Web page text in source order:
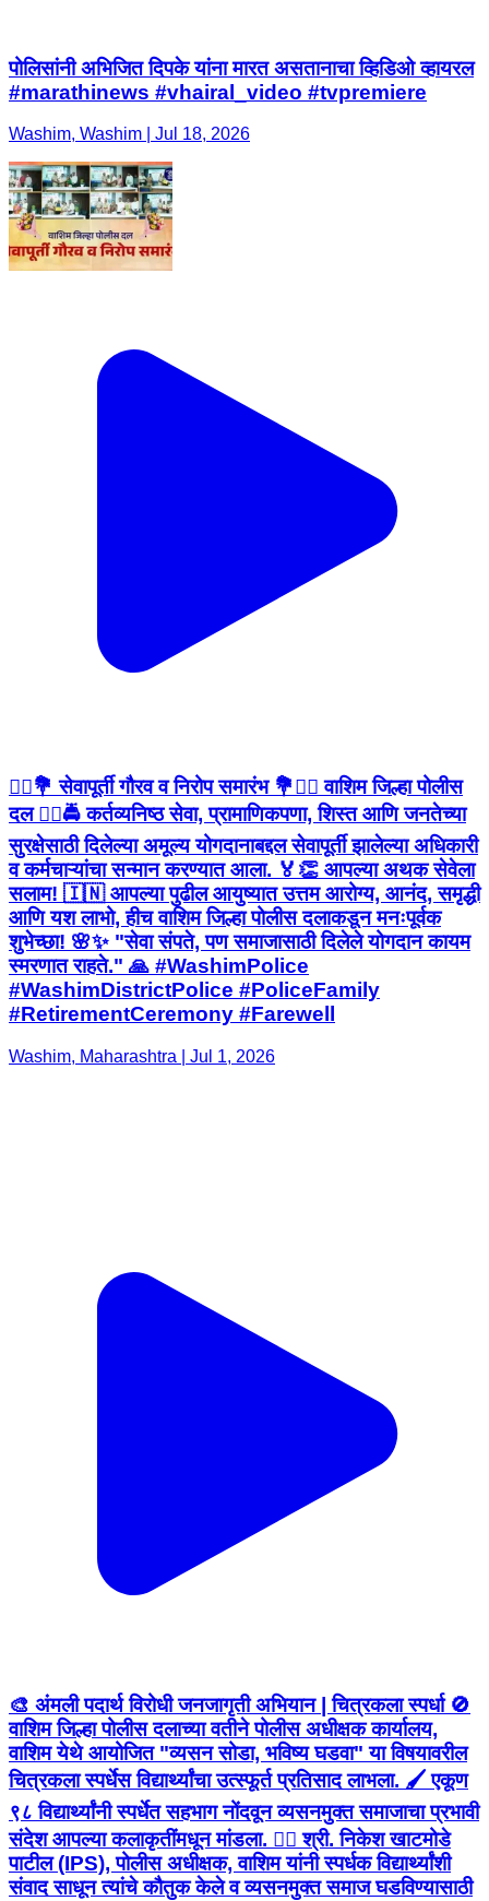
पोलिसांनी अभिजित दिपके यांना मारत असतानाचा व्हिडिओ व्हायरल
#marathinews #vhairal_video #tvpremiere
Washim, Washim | Jul 18, 2026
👮‍♂️💐 सेवापूर्ती गौरव व निरोप समारंभ 💐👮‍♀️ वाशिम जिल्हा पोलीस
दल 👮‍♂️🚔 कर्तव्यनिष्ठ सेवा, प्रामाणिकपणा, शिस्त आणि जनतेच्या
सुरक्षेसाठी दिलेल्या अमूल्य योगदानाबद्दल सेवापूर्ती झालेल्या अधिकारी
व कर्मचाऱ्यांचा सन्मान करण्यात आला. 🏅👏 आपल्या अथक सेवेला
सलाम! 🇮🇳 आपल्या पुढील आयुष्यात उत्तम आरोग्य, आनंद, समृद्धी
आणि यश लाभो, हीच वाशिम जिल्हा पोलीस दलाकडून मनःपूर्वक
शुभेच्छा! 🌸✨ "सेवा संपते, पण समाजासाठी दिलेले योगदान कायम
स्मरणात राहते." 🙏 #WashimPolice
#WashimDistrictPolice #PoliceFamily
#RetirementCeremony #Farewell
Washim, Maharashtra | Jul 1, 2026
🎨 अंमली पदार्थ विरोधी जनजागृती अभियान | चित्रकला स्पर्धा 🚫
वाशिम जिल्हा पोलीस दलाच्या वतीने पोलीस अधीक्षक कार्यालय,
वाशिम येथे आयोजित "व्यसन सोडा, भविष्य घडवा" या विषयावरील
चित्रकला स्पर्धेस विद्यार्थ्यांचा उत्स्फूर्त प्रतिसाद लाभला. 🖌️ एकूण
९८ विद्यार्थ्यांनी स्पर्धेत सहभाग नोंदवून व्यसनमुक्त समाजाचा प्रभावी
संदेश आपल्या कलाकृतींमधून मांडला. 👮‍♂️ श्री. निकेश खाटमोडे
पाटील (IPS), पोलीस अधीक्षक, वाशिम यांनी स्पर्धक विद्यार्थ्यांशी
संवाद साधून त्यांचे कौतुक केले व व्यसनमुक्त समाज घडविण्यासाठी